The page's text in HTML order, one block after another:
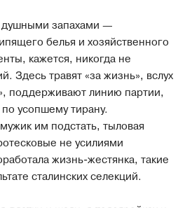
душными запахами —
белья и хозяйственного
кажется, никогда не
Здесь травят «за жизнь», вслух
поддерживают линию партии,
усопшему тирану.
им подстать, тыловая
не усилиями
жизнь-жестянка, такие
сталинских селекций.